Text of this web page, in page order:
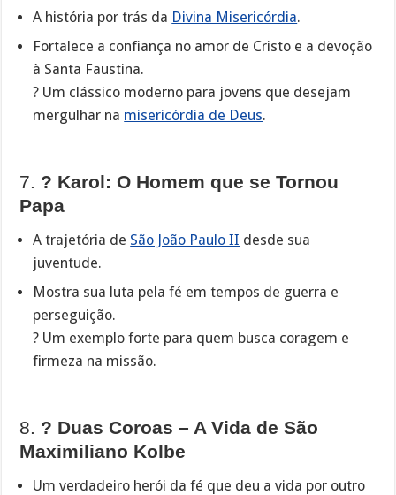
A história por trás da Divina Misericórdia.
Fortalece a confiança no amor de Cristo e a devoção
à Santa Faustina.
? Um clássico moderno para jovens que desejam
mergulhar na misericórdia de Deus.
7. ? Karol: O Homem que se Tornou
Papa
A trajetória de São João Paulo II desde sua
juventude.
Mostra sua luta pela fé em tempos de guerra e
perseguição.
? Um exemplo forte para quem busca coragem e
firmeza na missão.
8. ? Duas Coroas – A Vida de São
Maximiliano Kolbe
Um verdadeiro herói da fé que deu a vida por outro